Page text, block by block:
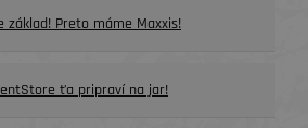
základ! Preto máme Maxxis!
ťa pripraví na jar!